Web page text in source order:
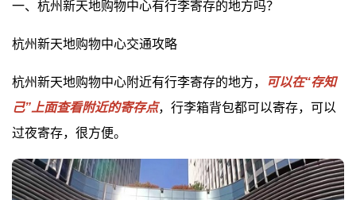
一、杭州新天地购物中心有行李寄存的地方吗？
杭州新天地购物中心交通攻略
杭州新天地购物中心附近有行李寄存的地方，
可以在“存知
己”上面查看附近的寄存点，行李箱背包都可以寄存，可以
过夜寄存，很方便。